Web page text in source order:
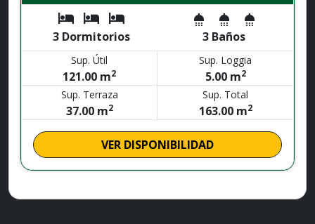
hotel hotel hotel
3 Dormitorios
shower shower shower
3 Baños
Sup. Útil
121.00 m2
Sup. Loggia
5.00 m2
Sup. Terraza
37.00 m2
Sup. Total
163.00 m2
VER DISPONIBILIDAD